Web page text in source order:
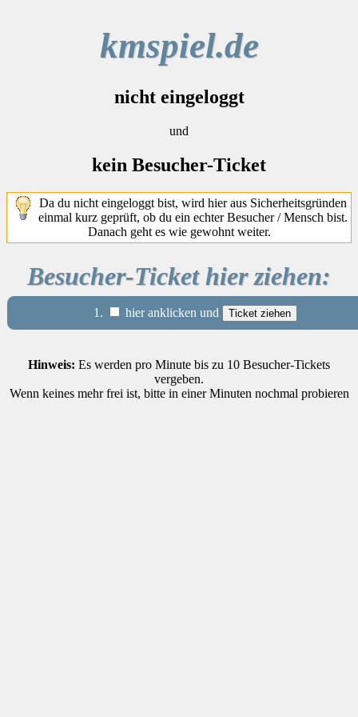
kmspiel.de
nicht eingeloggt
und
kein Besucher-Ticket
Da du nicht eingeloggt bist, wird hier aus Sicherheitsgründen
einmal kurz geprüft, ob du ein echter Besucher / Mensch bist.
Danach geht es wie gewohnt weiter.
Besucher-Ticket hier ziehen:
1. hier anklicken und
Hinweis: Es werden pro Minute bis zu 10 Besucher-Tickets
vergeben.
Wenn keines mehr frei ist, bitte in einer Minuten nochmal probieren